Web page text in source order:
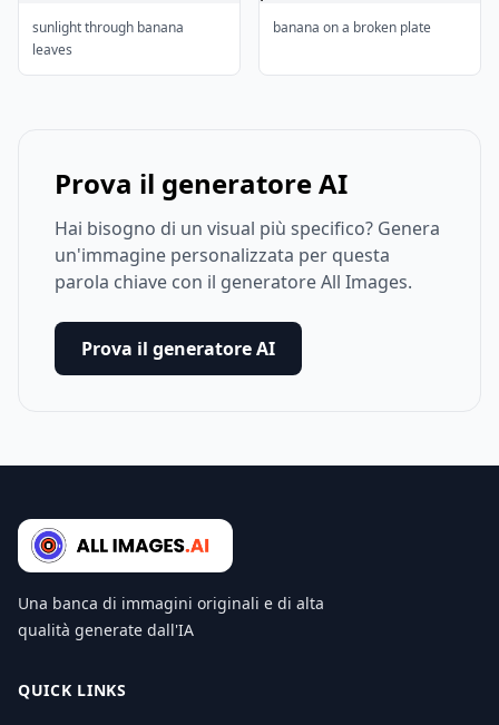
sunlight through banana
leaves
banana on a broken plate
Prova il generatore AI
Hai bisogno di un visual più specifico? Genera
un'immagine personalizzata per questa
parola chiave con il generatore All Images.
Prova il generatore AI
Una banca di immagini originali e di alta
qualità generate dall'IA
QUICK LINKS